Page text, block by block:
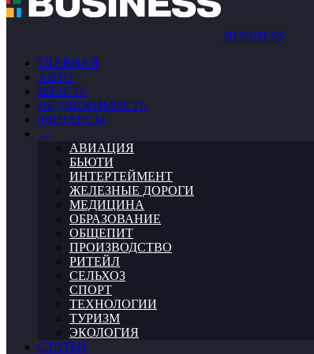
BUSINESS
ГЛАВНАЯ
АВТО
ВЛАСТЬ
НЕДВИЖИМОСТЬ
ФИНАНСЫ
…
АВИАЦИЯ
БЬЮТИ
ИНТЕРТЕЙМЕНТ
ЖЕЛЕЗНЫЕ ДОРОГИ
МЕДИЦИНА
ОБРАЗОВАНИЕ
ОБЩЕПИТ
ПРОИЗВОДСТВО
РИТЕЙЛ
СЕЛЬХОЗ
СПОРТ
ТЕХНОЛОГИИ
ТУРИЗМ
ЭКОЛОГИЯ
СТАТЬИ